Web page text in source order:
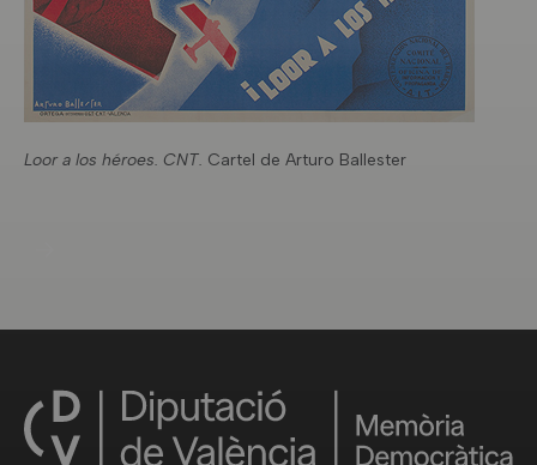
Loor a los héroes. CNT. Cartel de Arturo Ballester